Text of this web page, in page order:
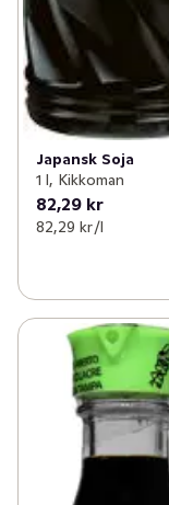
Japansk Soja
1 l, Kikkoman
82,29 kr
82,29 kr /l